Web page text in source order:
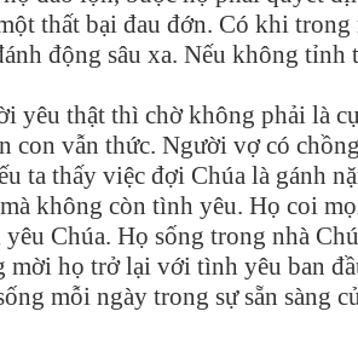
thất bại đau đớn. Có khi trong
động sâu xa. Nếu không tỉnh
yêu thật thì chờ không phải là
con vẫn thức. Người vợ có
ta thấy việc đợi Chúa là gánh
không còn tình yêu. Họ coi
Chúa. Họ sống trong nhà
họ trở lại với tình yêu ban
mỗi ngày trong sự sẵn sàng